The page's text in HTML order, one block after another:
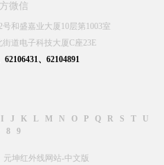
微信
和盛嘉业大厦10层第1003室
道电子科技大厦C座23E
、62104891
J K L M N O P Q R S T
U
8 9
元坤红外线网站-中文版